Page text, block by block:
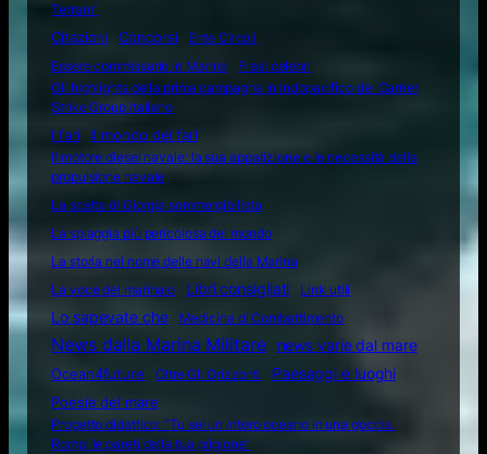
Terram"
Citazioni
Concorsi
Ente Circoli
Essere commissario in Marina
Frasi celebri
Gli highlights della prima campagna in Indopacifico del Carrier
Strike Group italiano
I fari
Il mondo dei fari
Il motore diesel navale: la sua apparizione e le necessità della
propulsione navale
La scelta di Giorgia sommergibilista
La spiaggia più pericolosa del mondo
La storia nel nome delle navi della Marina
La voce del marinaio
Libri consigliati Link utili
Lo sapevate che Medicina di Combattimento
News dalla Marina Militare
news varie dal mare
Ocean4future
Oltre Gli Orizzonti
Paesaggi e luoghi
Poesie del mare
Progetto didattico: “Tu sei un intero oceano in una goccia.
Rompi le pareti della tua prigione”